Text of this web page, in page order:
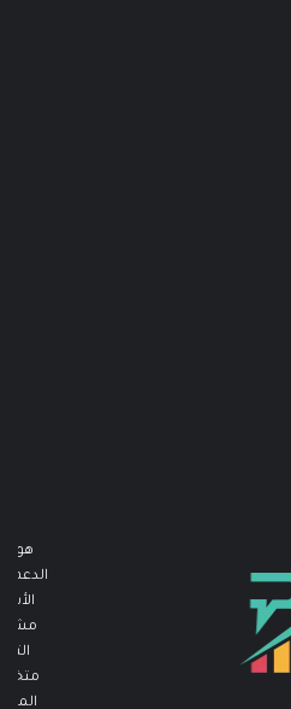
هو
الدعم